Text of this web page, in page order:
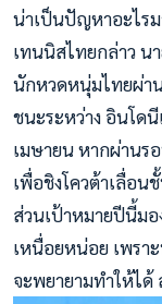
น่าเป็นปัญหาอะไร
เทนนิสไทยกล่าว น
นักหวดหนุ่มไทยผ่า
ชนะระหว่าง อินโด
เมษายน หากผ่านร
เพื่อชิงโควต้าเลื่อ
ส่วนเป้าหมายปีนี้มอ
เหนื่อยหน่อย เพรา
จะพยายามทำให้ไ